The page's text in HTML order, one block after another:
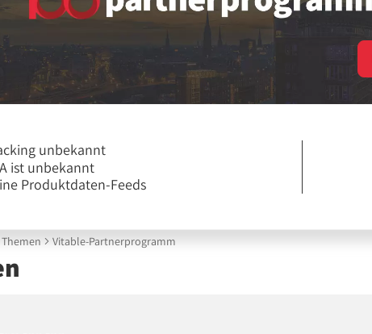
unbekannt
ist unbekannt
Produktdaten-Feeds
Vitable-Partnerprogramm